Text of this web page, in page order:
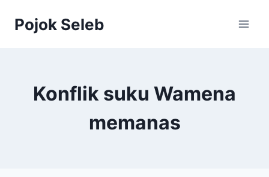
Pojok Seleb
Konflik suku Wamena
memanas